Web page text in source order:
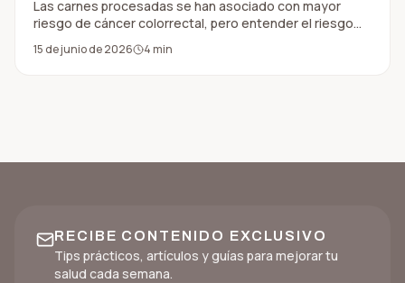
Las carnes procesadas se han asociado con mayor
riesgo de cáncer colorrectal, pero entender el riesgo
requiere contexto, frecuencia y patrón alimentario.
15 de junio de 2026 4min
RECIBE CONTENIDO EXCLUSIVO
Tips prácticos, artículos y guías para mejorar tu
salud cada semana.